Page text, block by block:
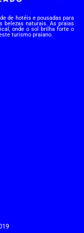
de hotéis e pousadas para
belezas naturais. As praias
onde o sol brilha forte o
turismo praiano.